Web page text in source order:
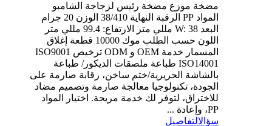
مضخة موزع مضخة رئيس لزجاجة الشامبو
المواد PP الرقبة النهاية 38/410 الوزن 20 جرام
البعد W: 38 مللي متر الارتفاع: 99.4 مللي متر
اللون حسب الطلب موك 10000 قطعة إغلاق
المسمار خدمة OEM و ODM ترخيص ISO9001
ISO14001 طباعة ملصقات الديكور/ طباعة
بالشاشة الحريرية/ختم ساخن، رقابة صارمة على
الجودة، تكنولوجيا معالجة صارمة وتصميم مضاد
للاختراق، لتوفر لك خدمة مريحة. اختيار المواد
PP، وإعادة ...
سؤالالتفاصيل